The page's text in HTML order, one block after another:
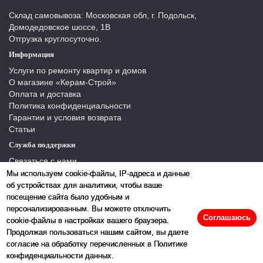
Мы используем cookie-файлы, IP-адреса и данные
об устройствах для аналитики, чтобы ваше
посещение сайта было удобным и
персонализированным. Вы можете отключить
cookie-файлы в настройках вашего браузера.
Продолжая пользоваться нашим сайтом, вы даете
согласие на обработку перечисленных в Политике
конфиденциальности данных.
Соглашаюсь
Склад самовывоза: Московская обл, г. Подольск,
Домодедовское шоссе, 1В
Отгрузка круглосуточно.
Информация
Услуги по ремонту квартир и домов
О магазине «Керам-Строй»
Оплата и доставка
Политика конфиденциальности
Гарантии и условия возврата
Статьи
Служба поддержки
Связаться с нами
Отзывы
Производители
Карта сайта
2026 © «Керамстрой»